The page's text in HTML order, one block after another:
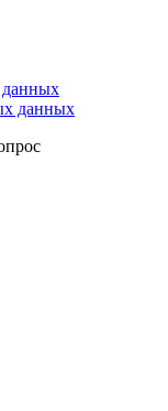
данных
данных